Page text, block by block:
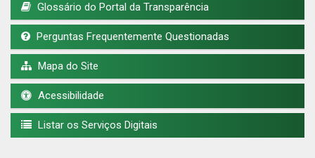
Glossário do Portal da Transparência
Perguntas Frequentemente Questionadas
Mapa do Site
Acessibilidade
Listar os Serviços Digitais